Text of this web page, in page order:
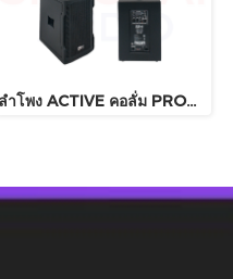
ลำโพง ACTIVE คอลั่ม PROPLUS รุ่น UZ12